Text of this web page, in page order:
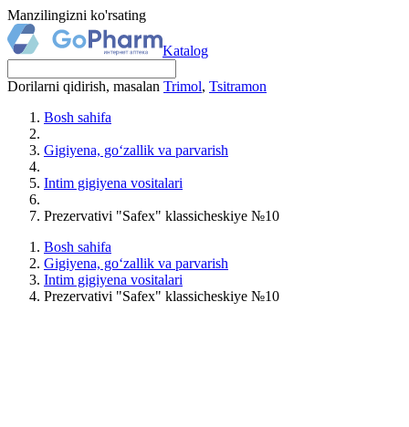
Manzilingizni ko'rsating
Katalog
Dorilarni qidirish, masalan Trimol, Tsitramon
Bosh sahifa
Gigiyena, go‘zallik va parvarish
Intim gigiyena vositalari
Prezervativi "Safex" klassicheskiye №10
Bosh sahifa
Gigiyena, go‘zallik va parvarish
Intim gigiyena vositalari
Prezervativi "Safex" klassicheskiye №10